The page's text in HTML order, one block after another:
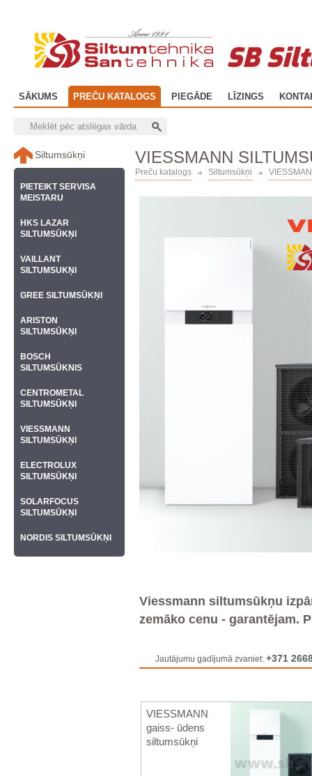
SB
SĀKUMS PREČU KATALOGS PIEGĀDE LĪZINGS
VIESSMANN
Preču katalogs Siltumsūkņi
Viessmann siltumsūkņu
zemāko cenu - garantējam.
Jautājumu gadījumā zvaniet: +371
VIESSMANN
gaiss- ūdens
siltumsūkņi
Siltumsūkņi
PIETEIKT SERVISA
MEISTARU
HKS LAZAR
SILTUMSŪKŅI
VAILLANT
SILTUMSUKŅI
GREE SILTUMSŪKŅI
ARISTON
SILTUMSŪKŅI
BOSCH
SILTUMSŪKNIS
CENTROMETAL
SILTUMSŪKŅI
VIESSMANN
SILTUMSŪKŅI
ELECTROLUX
SILTUMSŪKŅI
SOLARFOCUS
SILTUMSŪKŅI
NORDIS SILTUMSŪKŅI